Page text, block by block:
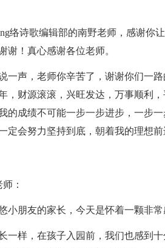
络诗歌编辑部的南野老师，感谢你
谢！真心感谢各位老师。
一声，老师你辛苦了，谢谢你们一
，财源滚滚，兴旺发达，万事顺利
的成绩不可能一步一步进步，一步
定会努力坚持到底，朝着我的理想前
：
小朋友的家长，今天是怀着一颗非常
一样，在孩子入园前，我们也感到